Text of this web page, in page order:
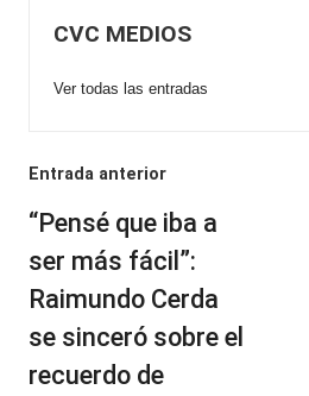
CVC MEDIOS
Ver todas las entradas
Navegación
de
entradas
Entrada anterior
“Pensé que iba a
ser más fácil”:
Raimundo Cerda
se sinceró sobre el
recuerdo de